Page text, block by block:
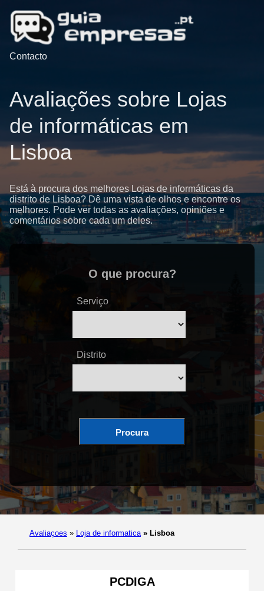
Contacto
Avaliações sobre Lojas
de informáticas em
Lisboa
Está à procura dos melhores Lojas de informáticas da
distrito de Lisboa? Dê uma vista de olhos e encontre os
melhores. Pode ver todas as avaliações, opiniões e
comentários sobre cada um deles.
O que procura?
Serviço
Distrito
Procura
Avaliaçoes » Loja de informatica » Lisboa
PCDIGA